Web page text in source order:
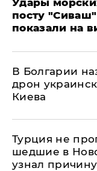
Удары
посту
показали на
В Болгарии
дрон
Киева
Турция не
шедшие в
узнал причину